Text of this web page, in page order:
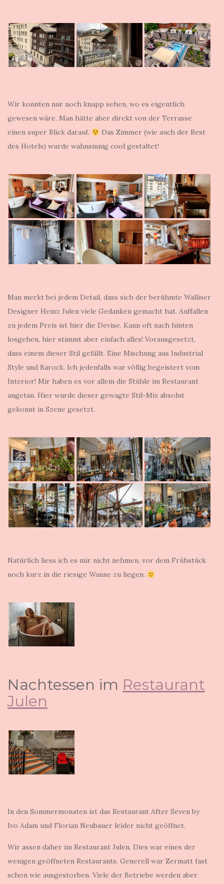
Wir konnten nur noch knapp sehen, wo es eigentlich
gewesen wäre. Man hätte aber direkt von der Terrasse
einen super Blick darauf.
Das Zimmer (wie auch der Rest
des Hotels) wurde wahnsinnig cool gestaltet!
Man merkt bei jedem Detail, dass sich der berühmte Walliser
Designer Heinz Julen viele Gedanken gemacht hat. Auffallen
zu jedem Preis ist hier die Devise. Kann oft nach hinten
losgehen, hier stimmt aber einfach alles! Vorausgesetzt,
dass einem dieser Stil gefällt. Eine Mischung aus Industrial
Style und Barock. Ich jedenfalls war völlig begeistert vom
Interior! Mir haben es vor allem die Stühle im Restaurant
angetan. Hier wurde dieser gewagte Stil-Mix absolut
gekonnt in Szene gesetzt.
Natürlich liess ich es mir nicht nehmen, vor dem Frühstück
noch kurz in die riesige Wanne zu liegen.
Nachtessen im Restaurant
Julen
In den Sommermonaten ist das Restaurant After Seven by
Ivo Adam und Florian Neubauer leider nicht geöffnet.
Wir assen daher im Restaurant Julen. Dies war eines der
wenigen geöffneten Restaurants. Generell war Zermatt fast
schon wie ausgestorben. Viele der Betriebe werden aber